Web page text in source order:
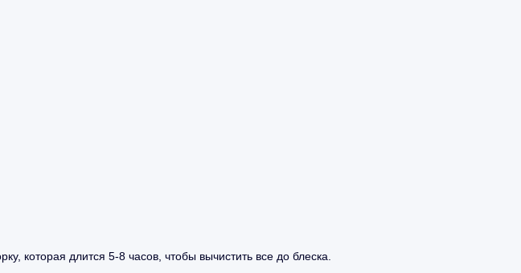
которая длится 5-8 часов, чтобы вычистить все до блеска.